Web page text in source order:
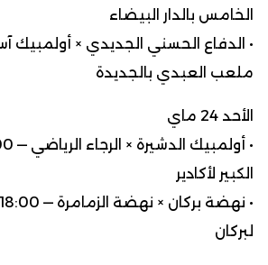
الخامس بالدار البيضاء
ملعب العبدي بالجديدة
الأحد 24 ماي
الكبير لأكادير
لبركان